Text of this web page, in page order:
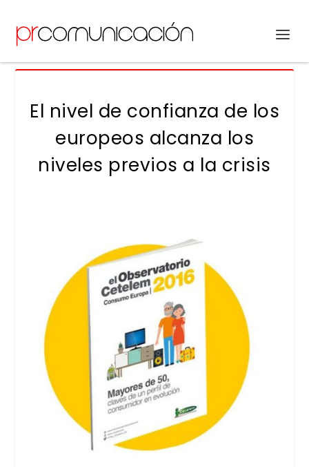
El nivel de confianza de los
europeos alcanza los
niveles previos a la crisis